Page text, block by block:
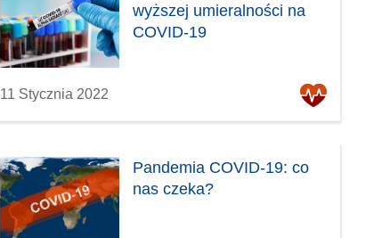
wyższej umieralności na
COVID-19
11 Stycznia 2022
Pandemia COVID-19: co
nas czeka?